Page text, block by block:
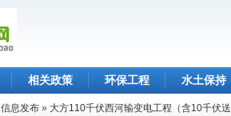
相关政策 环保工程 水土保持
信息发布 » 大方110千伏西河输变电工程（含10千伏